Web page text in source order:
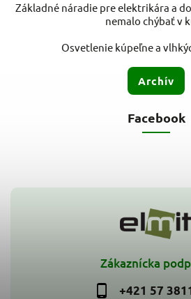
Zákaznícka
+421 57
Základné náradie pre elektrikára a
nemalo chýbať v
Osvetlenie kúpeľne a
Archív
Facebook